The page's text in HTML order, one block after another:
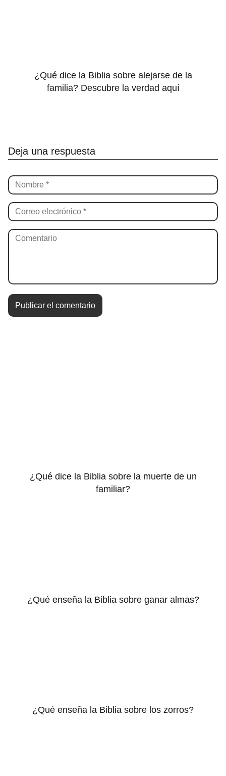
¿Qué dice la Biblia sobre alejarse de la
familia? Descubre la verdad aquí
Deja una respuesta
¿Qué dice la Biblia sobre la muerte de un
familiar?
¿Qué enseña la Biblia sobre ganar almas?
¿Qué enseña la Biblia sobre los zorros?